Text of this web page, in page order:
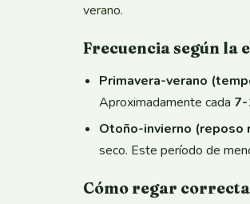
verano.
Frecuencia según la
Primavera-verano
Aproximadamente cada
Otoño-invierno (reposo
seco. Este período de
Cómo regar